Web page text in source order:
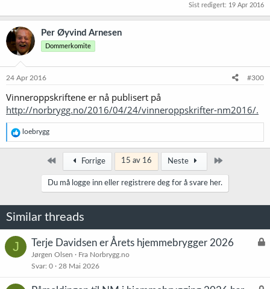
Sist redigert: 19 Apr 2016
Per Øyvind Arnesen
Dommerkomite
24 Apr 2016 #300
Vinneroppskriftene er nå publisert på
http://norbrygg.no/2016/04/24/vinneroppskrifter-nm2016/.
R
e
a
r
loebrygg
Først Forrige 15 av 16 Neste
Du må logge inn eller registrere deg for å svare her.
Similar threads
J
L
Terje Davidsen er Årets hjemmebrygger 2026
Jørgen Olsen
Fra Norbrygg.no
Svar 0 28 Mai 2026